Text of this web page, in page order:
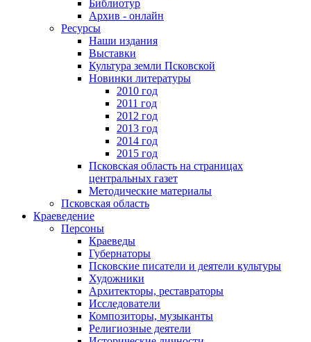
Библиотур
Архив - онлайн
Ресурсы
Наши издания
Выставки
Культура земли Псковской
Новинки литературы
2010 год
2011 год
2012 год
2013 год
2014 год
2015 год
Псковская область на страницах
центральных газет
Методические материалы
Псковская область
Краеведение
Персоны
Краеведы
Губернаторы
Псковские писатели и деятели культуры
Художники
Архитекторы, реставраторы
Исследователи
Композиторы, музыканты
Религиозные деятели